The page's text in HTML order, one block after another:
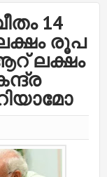
14
രൂപ
ലക്ഷം